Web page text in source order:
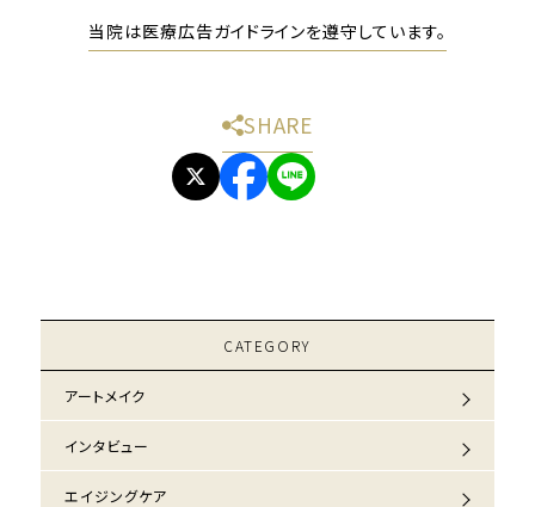
当院は医療広告ガイドラインを遵守しています。
SHARE
CATEGORY
アートメイク
インタビュー
エイジングケア